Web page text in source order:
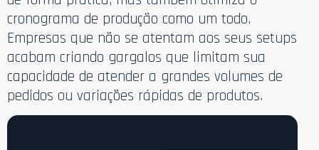
cronograma de produção como um todo.
Empresas que não se atentam aos seus setups
acabam criando gargalos que limitam sua
capacidade de atender a grandes volumes de
pedidos ou variações rápidas de produtos.